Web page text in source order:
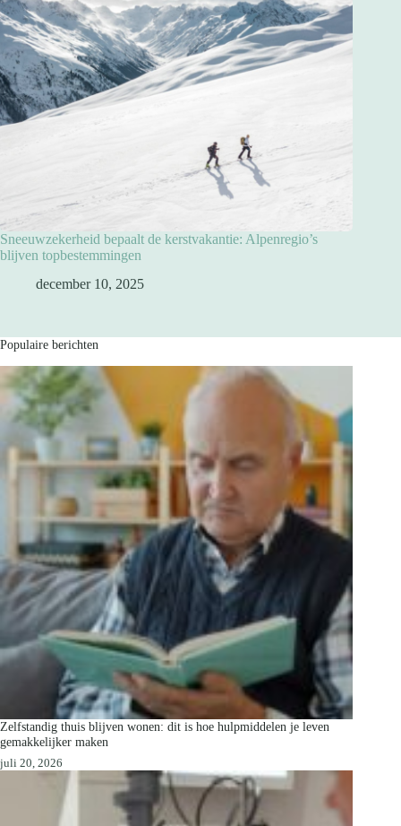
Sneeuwzekerheid bepaalt de kerstvakantie: Alpenregio’s
blijven topbestemmingen
december 10, 2025
Populaire berichten
Zelfstandig thuis blijven wonen: dit is hoe hulpmiddelen je leven
gemakkelijker maken
juli 20, 2026